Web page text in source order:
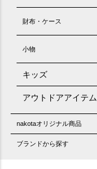
財布・ケース
小物
キッズ
アウトドアアイテム
nakotaオリジナル商品
ブランドから探す